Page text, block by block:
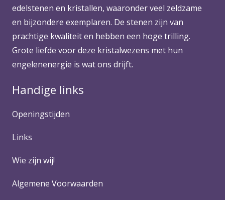
edelstenen en kristallen, waaronder veel zeldzame
en bijzondere exemplaren. De stenen zijn van
prachtige kwaliteit en hebben een hoge trilling.
Grote liefde voor deze kristalwezens met hun
engelenenergie is wat ons drijft.
Handige links
Openingstijden
Links
Wie zijn wij!
Algemene Voorwaarden